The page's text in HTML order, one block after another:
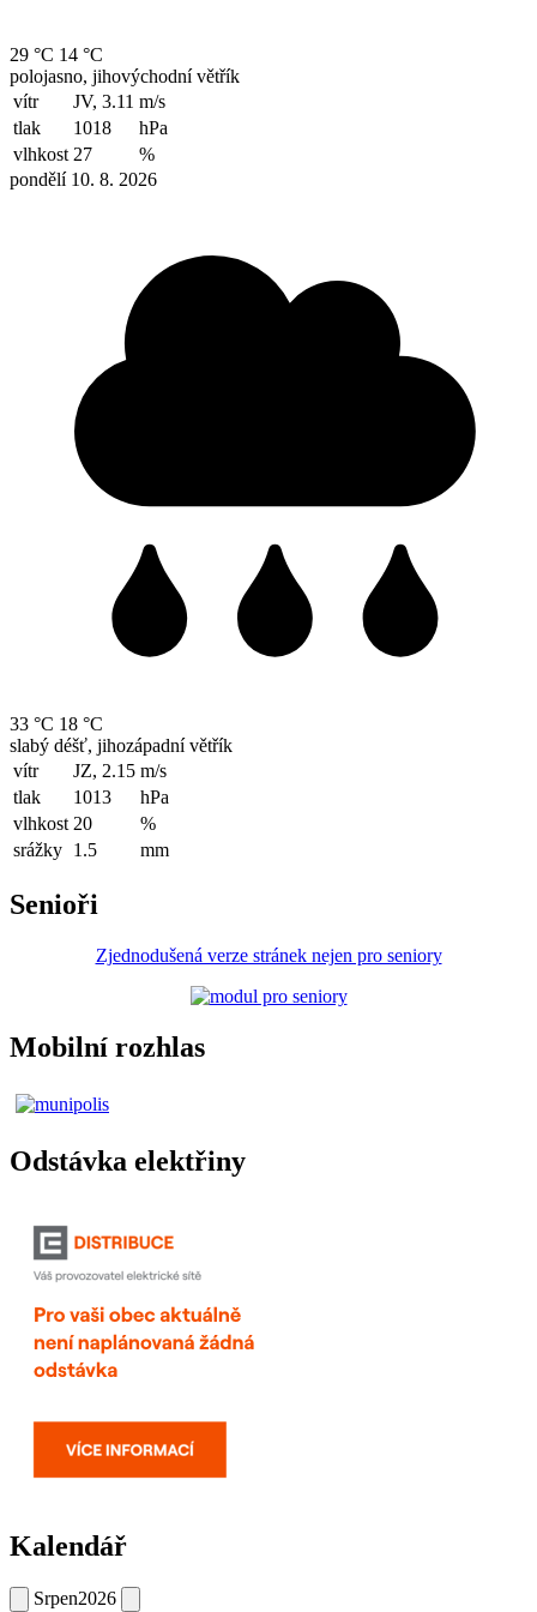
29 °C 14 °C
polojasno, jihovýchodní větřík
vítr
JV, 3.11 m/s
tlak
1018
hPa
vlhkost 27
%
pondělí 10. 8. 2026
33 °C 18 °C
slabý déšť, jihozápadní větřík
vítr
JZ, 2.15 m/s
tlak
1013
hPa
vlhkost 20
%
srážky 1.5 mm
Senioři
Zjednodušená verze stránek nejen pro seniory
Mobilní rozhlas
Odstávka elektřiny
Kalendář
Srpen2026